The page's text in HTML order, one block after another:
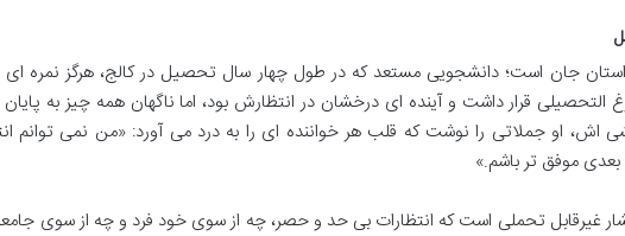
جان است؛ دانشجویی مستعد که در طول چهار سال تحصیل در کالج، هرگز نمره ای
التحصیلی قرار داشت و آینده ای درخشان در انتظارش بود، اما ناگهان همه چیز به
او جملاتی را نوشت که قلب هر خواننده ای را به درد می آورد: «من نمی توانم
بعدی موفق تر باشم.»
غیرقابل تحملی است که انتظارات بی حد و حصر، چه از سوی خود فرد و چه از سوی